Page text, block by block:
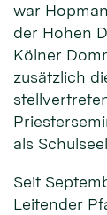
war
der Hohen
Kölner
zusätzlich
als
Seit
Leitender